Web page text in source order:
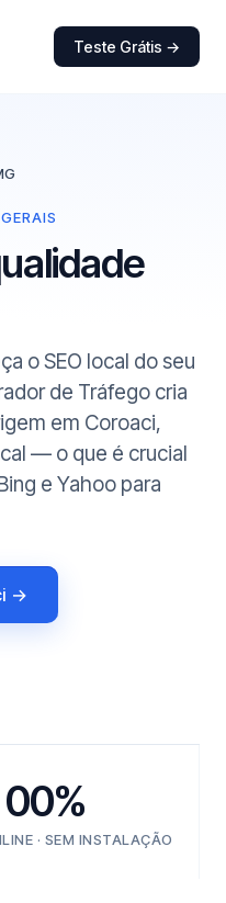
Teste Grátis →
o SEO local do seu
de Tráfego cria
em Coroaci,
— o que é crucial
e Yahoo para
→
· SEM INSTALAÇÃO